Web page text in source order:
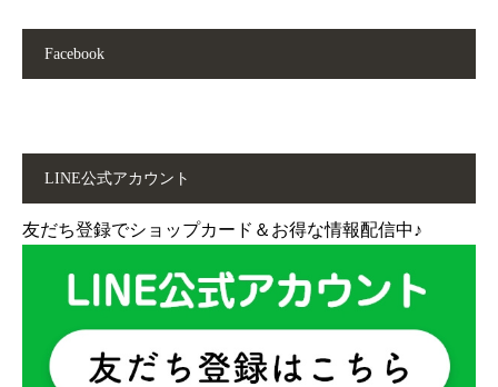
Facebook
LINE公式アカウント
友だち登録でショップカード＆お得な情報配信中♪